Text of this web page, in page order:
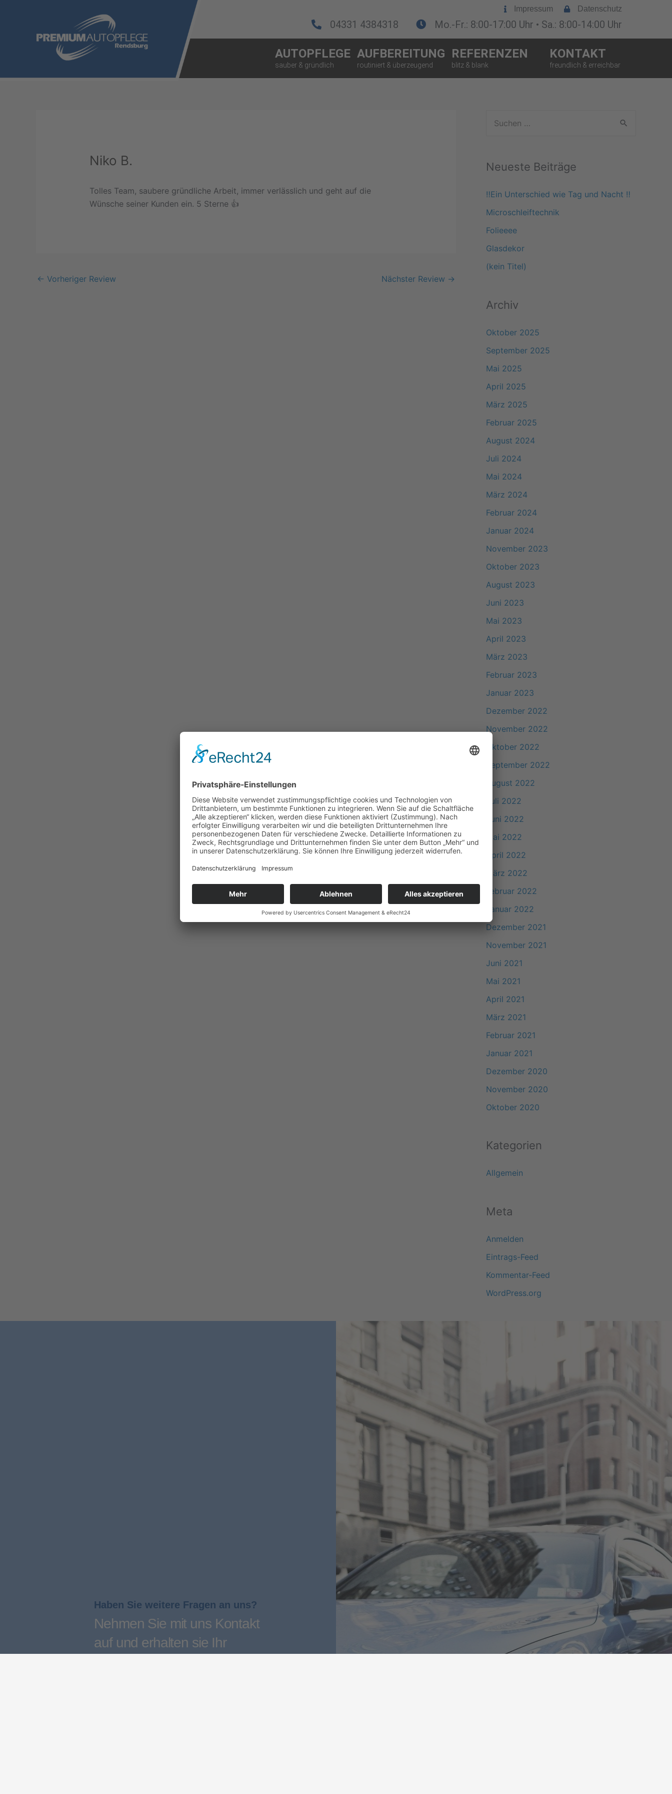
Impressum Datenschutz
04331 4384318 Mo.-Fr.: 8:00-17:00 Uhr • Sa.: 8:00-14:00 Uhr
AUTOPFLEGE AUFBEREITUNG REFERENZEN KONTAKT
Niko B.
Tolles Team, saubere gründliche Arbeit, immer verlässlich und geht auf die
Wünsche seiner Kunden ein. 5 Sterne 👍
← Vorheriger Review Nächster Review →
h
e
c
h
Neueste Beiträge
‼️Ein Unterschied wie Tag und Nacht ‼️
Microschleiftechnik
Folieeee
Glasdekor
(kein Titel)
Archiv
Oktober 2025
September 2025
Mai 2025
April 2025
März 2025
Februar 2025
August 2024
Juli 2024
Mai 2024
März 2024
Februar 2024
Januar 2024
November 2023
Oktober 2023
August 2023
Juni 2023
Mai 2023
April 2023
März 2023
Februar 2023
Januar 2023
Dezember 2022
November 2022
Oktober 2022
September 2022
August 2022
Juli 2022
Juni 2022
Mai 2022
April 2022
März 2022
Februar 2022
Januar 2022
Dezember 2021
November 2021
Juni 2021
Mai 2021
April 2021
März 2021
Februar 2021
Januar 2021
Dezember 2020
November 2020
Oktober 2020
Kategorien
Allgemein
Meta
Anmelden
Eintrags-Feed
Kommentar-Feed
WordPress.org
Haben Sie weitere Fragen an uns?
Nehmen Sie mit uns Kontakt
auf und erhalten sie Ihr